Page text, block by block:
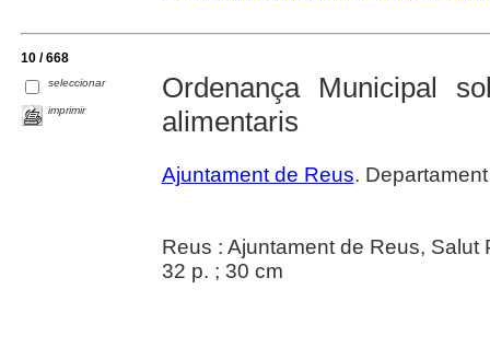
10 / 668
seleccionar
imprimir
Ordenança Municipal
alimentaris
Ajuntament de Reus.
Reus : Ajuntament de Reus, Salut
32 p. ; 30 cm